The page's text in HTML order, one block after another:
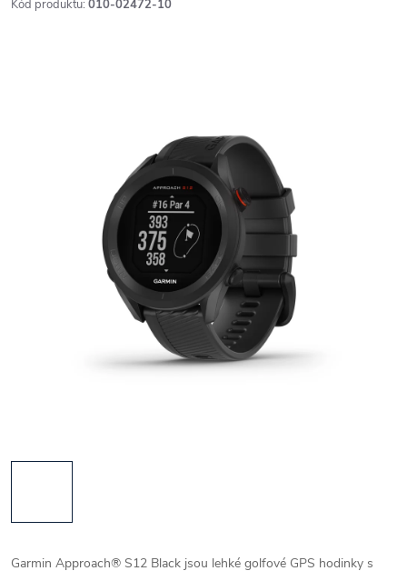
Kód produktu: 010-02472-10
Garmin Approach® S12 Black jsou lehké golfové GPS hodinky s